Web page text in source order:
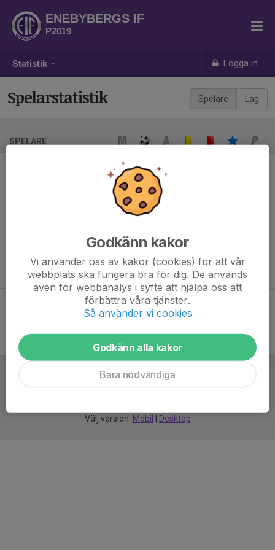
Statistik Logga in
ENEBYBERGS IF
P2019
Spelare Lag
Spelarstatistik
SPELARE
Ingen spelarstatistik sparad
Välj version: Mobil Desktop
Godkänn kakor
Vi använder oss av kakor (cookies) för att vår
webbplats ska fungera bra för dig. De används
även för webbanalys i syfte att hjälpa oss att
förbättra våra tjänster.
Så använder vi cookies
Godkänn alla kakor
Bara nödvändiga